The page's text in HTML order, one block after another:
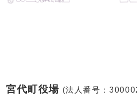
宮代町役場 (法人番号：